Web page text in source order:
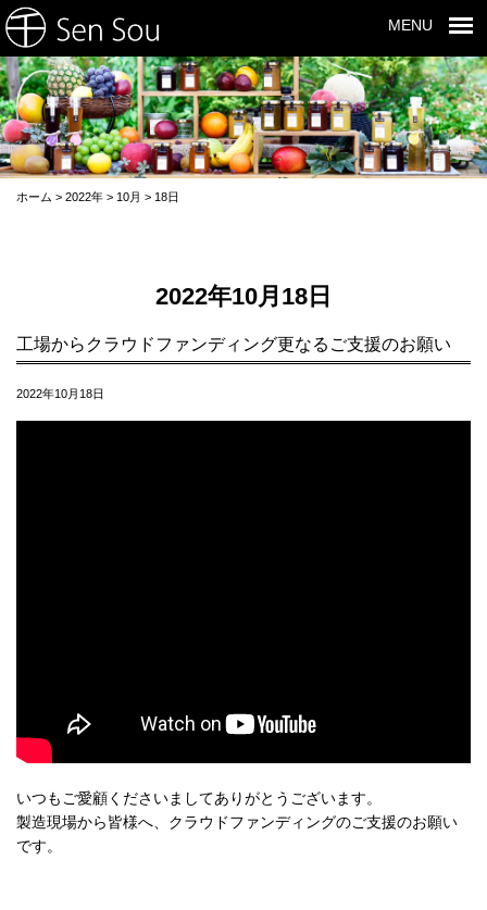
MENU
ホーム > 2022年 > 10月 > 18日
2022年10月18日
工場からクラウドファンディング更なるご支援のお願い
2022年10月18日
いつもご愛顧くださいましてありがとうございます。
製造現場から皆様へ、クラウドファンディングのご支援のお願い
です。